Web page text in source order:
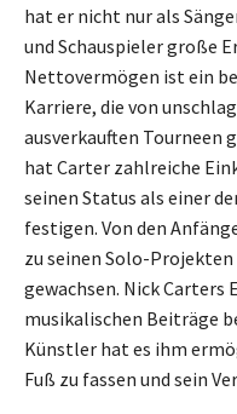
hat er nicht nur als
und Schauspieler große
Nettovermögen ist ein
Karriere, die von
ausverkauften Tourneen
hat Carter zahlreiche
seinen Status als einer
festigen. Von den
zu seinen Solo-
gewachsen. Nick
musikalischen Beiträge
Künstler hat es ihm
Fuß zu fassen und sein